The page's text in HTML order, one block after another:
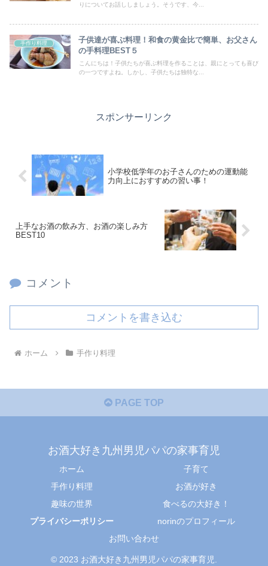
りについてお話ししましょう。そうです、今...
手作り料理
子供達が喜ぶ料理！和食の黄金比で簡単、お父さん
の手料理BEST５
こんにちは！子供たちが喜ぶ料理を作ることは、親にとっても喜び
の一つですよね。しかし、子供たちは独特な...
スポンサーリンク
小学校低学年のお子さんのための運動能
力向上におすすめの習い事！
上手なお酒の飲み方、お酒の楽しみ方
BEST10
コメント
コメントを書き込む
ホーム 手作り料理
PAGE TOP
お酒大好き九州男児パパの家事育児
ホーム
子育て
手作り料理
お酒が好き
趣味の世界
食べるの大好き！
プライバシーポリシー
norinのプロフィール
お問い合わせ
© 2023 お酒大好き九州男児パパの家事育児.